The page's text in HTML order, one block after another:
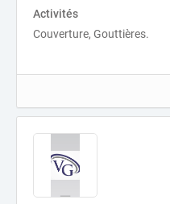
Activités
Couverture, Gouttières.